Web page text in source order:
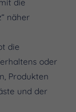
näher
die
oder
Produkten
und der